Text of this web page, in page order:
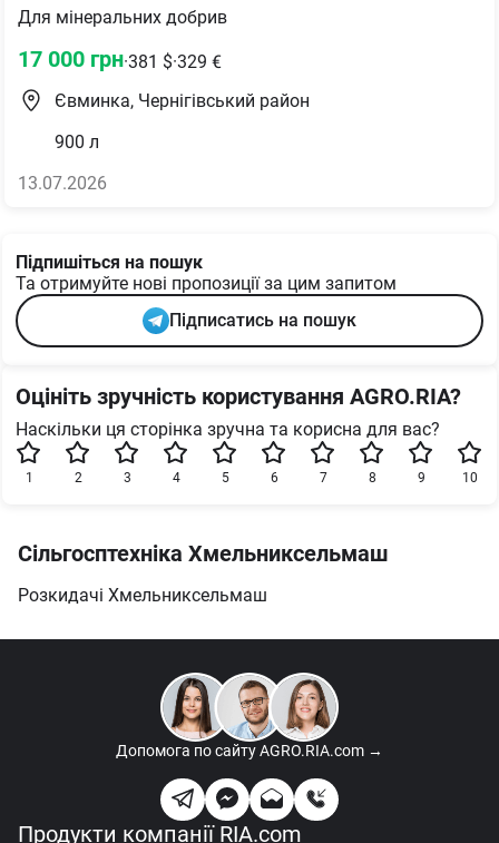
Для мінеральних добрив
17 000 грн·381 $·329 €
Євминка, Чернігівський район
900 л
13.07.2026
Підпишіться на пошук
Та отримуйте нові пропозиції за цим запитом
Підписатись на пошук
Оцініть зручність користування AGRO.RIA?
Наскільки ця сторінка зручна та корисна для вас?
10
9
8
7
6
5
4
3
2
1
Сільгосптехніка Хмельниксельмаш
Розкидачі Хмельниксельмаш
Допомога по сайтуAGRO.RIA.com →
Продукти компанії RIA.com